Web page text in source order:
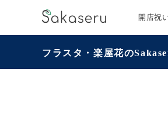
開店祝
フラスタ・楽屋花の